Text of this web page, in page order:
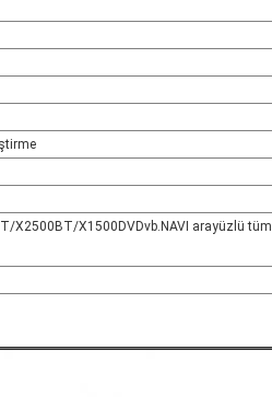
X2500BT/X1500DVDvb.NAVI arayüzlü tüm